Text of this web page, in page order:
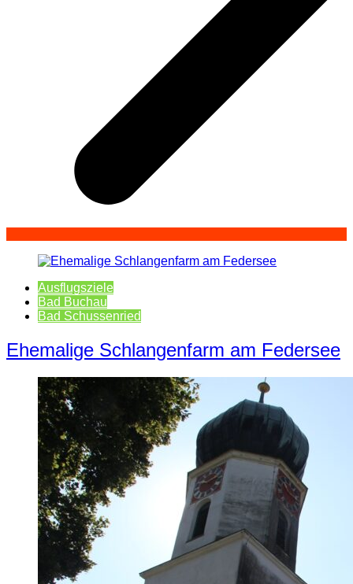
Ausflugsziele
Bad Buchau
Bad Schussenried
Ehemalige Schlangenfarm am Federsee